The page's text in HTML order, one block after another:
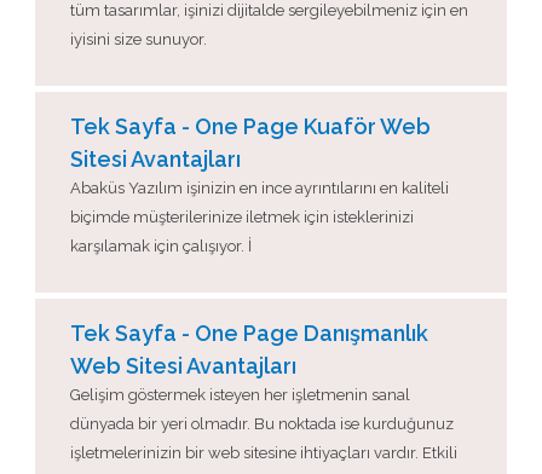
tüm tasarımlar, işinizi dijitalde sergileyebilmeniz için en
iyisini size sunuyor.
Tek Sayfa - One Page Kuaför Web
Sitesi Avantajları
Abaküs Yazılım işinizin en ince ayrıntılarını en kaliteli
biçimde müşterilerinize iletmek için isteklerinizi
karşılamak için çalışıyor. İ
Tek Sayfa - One Page Danışmanlık
Web Sitesi Avantajları
Gelişim göstermek isteyen her işletmenin sanal
dünyada bir yeri olmadır. Bu noktada ise kurduğunuz
işletmelerinizin bir web sitesine ihtiyaçları vardır. Etkili